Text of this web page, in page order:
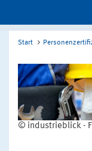
Start
© industrieblick -